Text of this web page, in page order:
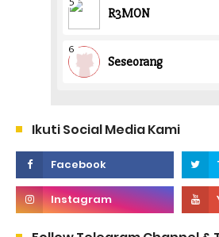
Ikuti Social Media Kami